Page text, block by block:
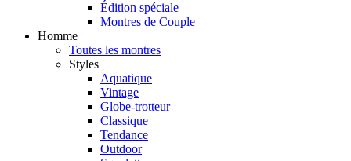
Édition spéciale
Montres de Couple
Homme
Toutes les montres
Styles
Aquatique
Vintage
Globe-trotteur
Classique
Tendance
Outdoor